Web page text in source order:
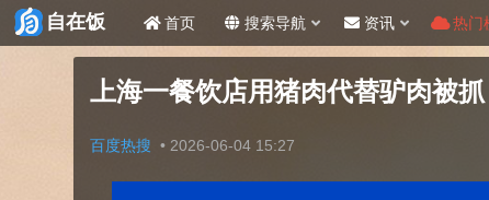
自在饭 首页 搜索导航 资讯 热门
上海一餐饮店用猪肉代替驴肉被抓
百度热搜 • 2026-06-04 15:27